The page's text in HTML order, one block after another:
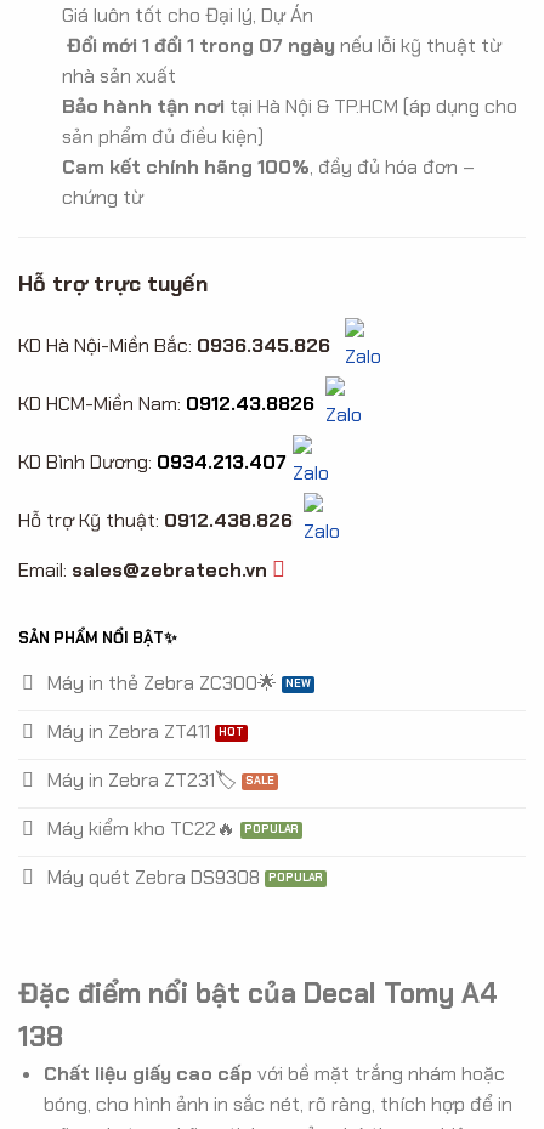
Giá luôn tốt cho Đại lý, Dự Án
Đổi mới 1 đổi 1 trong 07 ngày nếu lỗi kỹ thuật từ
nhà sản xuất
Bảo hành tận nơi tại Hà Nội & TP.HCM (áp dụng cho
sản phẩm đủ điều kiện)
Cam kết chính hãng 100%, đầy đủ hóa đơn –
chứng từ
Hỗ trợ trực tuyến
KD Hà Nội-Miền Bắc: 0936.345.826
KD HCM-Miền Nam: 0912.43.8826
KD Bình Dương: 0934.213.407
Hỗ trợ Kỹ thuật: 0912.438.826
Email: sales@zebratech.vn
SẢN PHẨM NỔI BẬT✨
Máy in thẻ Zebra ZC300🌟
Máy in Zebra ZT411
Máy in Zebra ZT231🏷️
Máy kiểm kho TC22🔥
Máy quét Zebra DS9308
Đặc điểm nổi bật của Decal Tomy A4
138
Chất liệu giấy cao cấp với bề mặt trắng nhám hoặc
bóng, cho hình ảnh in sắc nét, rõ ràng, thích hợp để in